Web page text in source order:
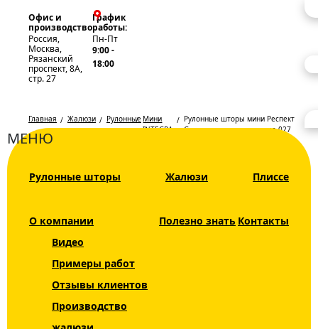
Офис и
производство
Россия,
Москва,
Рязанский
проспект, 8А,
стр. 27
График
работы:
Пн-Пт
9:00 -
18:00
МЕНЮ
Рулонные шторы Жалюзи Плиссе
О компании
Видео
Примеры работ
Отзывы клиентов
Производство
Полезно знать Контакты
Главная Жалюзи
Рулонные
шторы
Мини
INTEGRA
Рулонные шторы мини Респект
Germany полупрозрачные 027
Каталог
Рулонные шторы
Рольшторы
SLIM
День Ночь DUO
Рулонные
Респект